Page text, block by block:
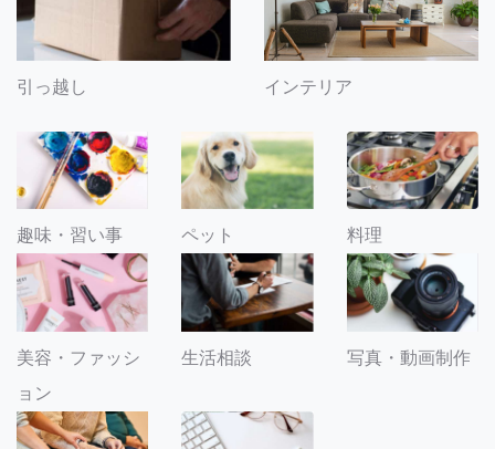
引っ越し インテリア
趣味・習い事 ペット 料理
美容・ファッシ
ョン
生活相談 写真・動画制作